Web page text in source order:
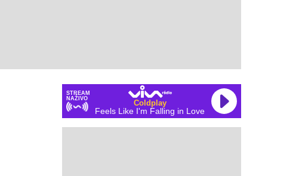
STREAM
NAŽIVO
Coldplay
Feels Like I'm Falling in Love